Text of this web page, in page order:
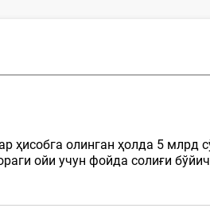
ҳисобга олинган ҳолда 5 млрд
ойи учун фойда солиғи